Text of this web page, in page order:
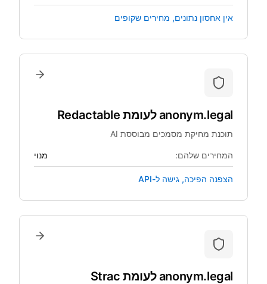
אין אחסון נתונים, מחירים שקופים
anonym.legal לעומת Redactable
תוכנת מחיקת מסמכים מבוססת AI
המחירים שלהם: מנוי
הצפנה הפיכה, גישה ל-API
anonym.legal לעומת Strac